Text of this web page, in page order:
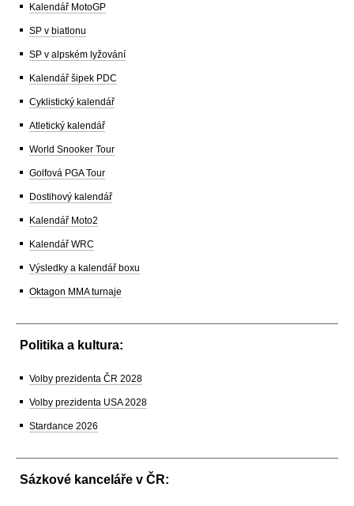
Kalendář MotoGP
SP v biatlonu
SP v alpském lyžování
Kalendář šipek PDC
Cyklistický kalendář
Atletický kalendář
World Snooker Tour
Golfová PGA Tour
Dostihový kalendář
Kalendář Moto2
Kalendář WRC
Výsledky a kalendář boxu
Oktagon MMA turnaje
Politika a kultura:
Volby prezidenta ČR 2028
Volby prezidenta USA 2028
Stardance 2026
Sázkové kanceláře v ČR: